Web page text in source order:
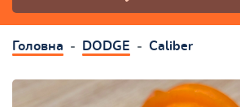
Головна DODGE Caliber